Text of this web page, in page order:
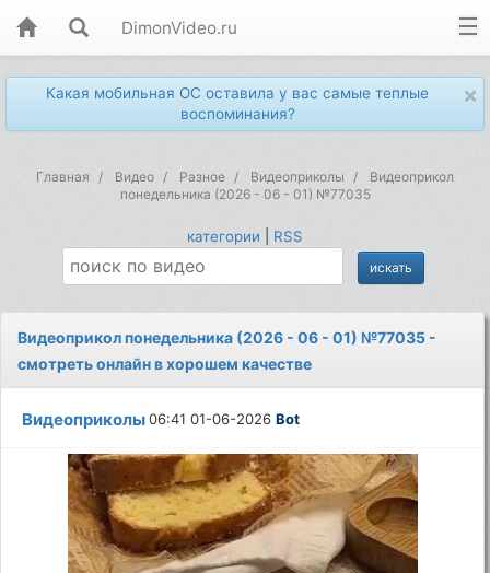
DimonVideo.ru
×
Какая мобильная ОС оставила у вас самые теплые
воспоминания?
Главная Видео Разное Видеоприколы
Видеоприкол
понедельника (2026 - 06 - 01) №77035
категории RSS
Видеоприкол понедельника (2026 - 06 - 01) №77035 -
смотреть онлайн в хорошем качестве
Видеоприколы06:41 01-06-2026Bot